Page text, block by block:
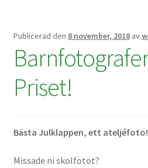
Framkallning – Digitalt
Framkallning – Analogt
Publicerad den 8 november, 2018 av
Priset!
Bästa Julklappen, ett ateljéfoto!
Missade ni skolfotot?